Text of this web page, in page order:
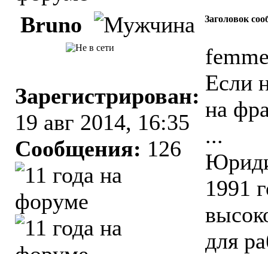
Bruno Заголовок
Зарегистрирован:
19 авг 2014, 16:35
Сообщения: 126
Если
на
...
1991
для